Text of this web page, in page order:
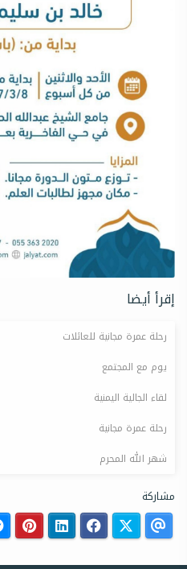
إقرأ أيضا
رحلة عمرة مجانية للعائلات
يوم مع المجتمع
لقاء الجالية اليمنية
رحلة عمرة مجانية
شهر الله المحرم
مشاركة